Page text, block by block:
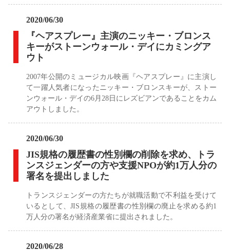
2020/06/30
『ヘアスプレー』主演のニッキー・ブロンス
キーがストーンウォール・デイにカミングア
ウト
2007年公開のミュージカル映画『ヘアスプレー』に主演し
て一躍人気者になったニッキー・ブロンスキーが、ストー
ンウォール・デイの6月28日にレズビアンであることをカム
アウトしました。
2020/06/30
JIS規格の履歴書の性別欄の削除を求め、トラ
ンスジェンダーの方や支援NPOが約1万人分の
署名を提出しました
トランスジェンダーの方たちが就職活動で不利益を受けて
いるとして、JIS規格の履歴書の性別欄の廃止を求める約1
万人分の署名が経済産業省に提出されました。
2020/06/28